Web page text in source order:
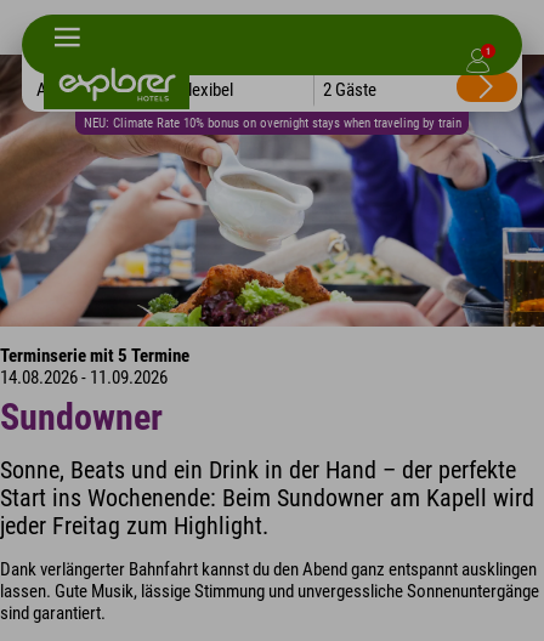
1
NEU: Climate Rate 10% bonus on overnight stays when traveling by train
Alle Hotels Flexibel 2 Gäste
Terminserie mit 5 Termine
14.08.2026 - 11.09.2026
Sundowner
Sonne, Beats und ein Drink in der Hand – der perfekte
Start ins Wochenende: Beim Sundowner am Kapell wird
jeder Freitag zum Highlight.
Dank verlängerter Bahnfahrt kannst du den Abend ganz entspannt ausklingen
lassen. Gute Musik, lässige Stimmung und unvergessliche Sonnenuntergänge
sind garantiert.